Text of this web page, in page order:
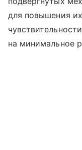
для повышения
на минимальное